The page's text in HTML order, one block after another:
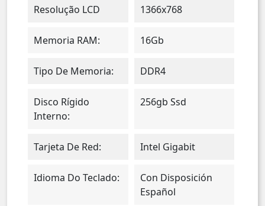
Resolução LCD 1366x768
Memoria RAM: 16Gb
Tipo De Memoria: DDR4
Disco Rígido
Interno:
256gb Ssd
Tarjeta De Red: Intel Gigabit
Idioma Do Teclado:
Con Disposición
Español